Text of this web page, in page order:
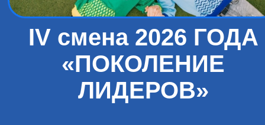
IV смена 2026 ГОДА
«ПОКОЛЕНИЕ
ЛИДЕРОВ»